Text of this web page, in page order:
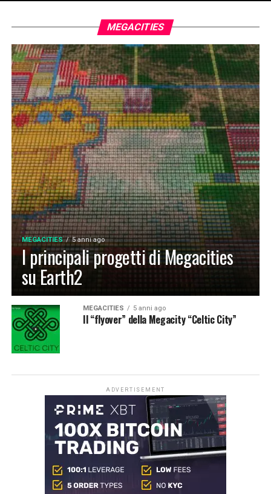
MEGACITIES
MEGACITIES 5 anni ago
I principali progetti di Megacities
su Earth2
MEGACITIES 5 anni ago
Il “flyover” della Megacity “Celtic City”
ADVERTISEMENT